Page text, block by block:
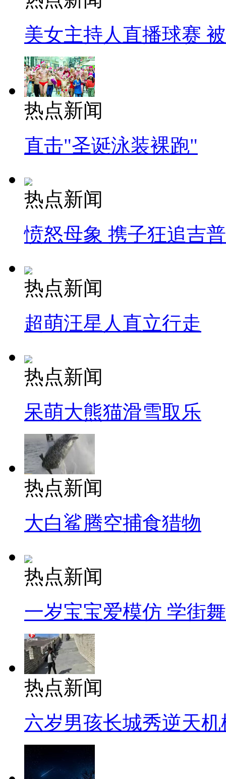
美女主持人直播球赛
热点新闻
直击"圣诞泳装裸跑"
热点新闻
愤怒母象 携子狂追吉
热点新闻
超萌汪星人直立行走
热点新闻
呆萌大熊猫滑雪取乐
热点新闻
大白鲨腾空捕食猎物
热点新闻
一岁宝宝爱模仿 学街
热点新闻
六岁男孩长城秀逆天机